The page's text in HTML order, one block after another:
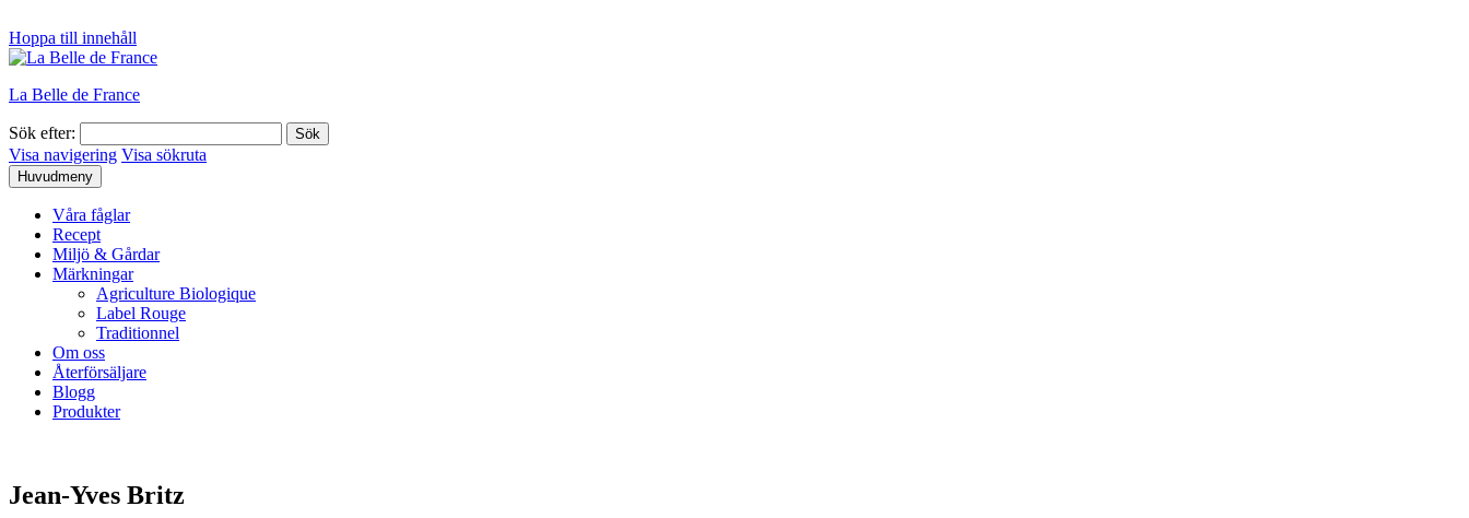
Hoppa till innehåll
La Belle de France
Sök efter:
Visa navigering Visa sökruta
Huvudmeny
Våra fåglar
Recept
Miljö & Gårdar
Märkningar
Agriculture Biologique
Label Rouge
Traditionnel
Om oss
Återförsäljare
Blogg
Produkter
Jean-Yves Britz